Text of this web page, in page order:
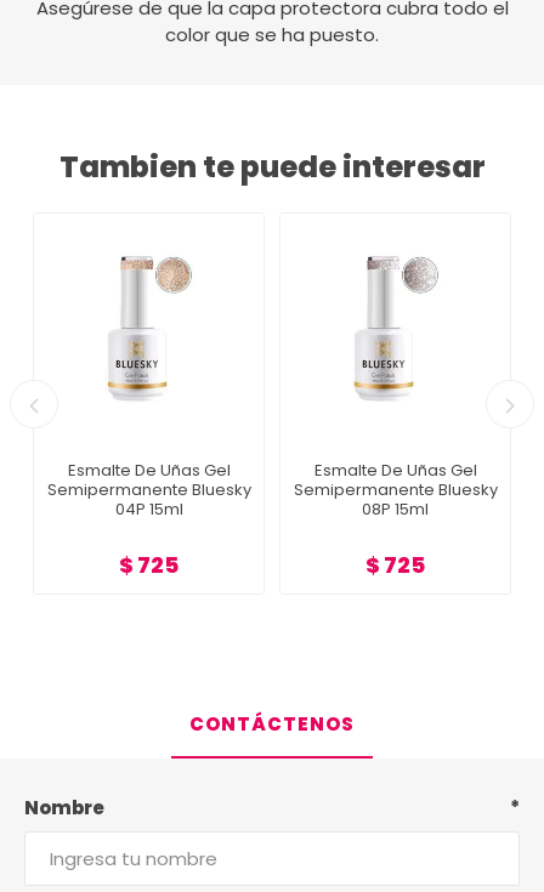
Asegúrese de que la capa protectora cubra todo el
color que se ha puesto.
Tambien te puede interesar
Esmalte De Uñas Gel
Semipermanente Bluesky
04P 15ml
$ 725
Esmalte De Uñas Gel
Semipermanente Bluesky
08P 15ml
$ 725
CONTÁCTENOS
Nombre *